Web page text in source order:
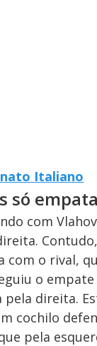
Italiano
só empata
com
o rival,
o empate
direita.
cochilo
pela